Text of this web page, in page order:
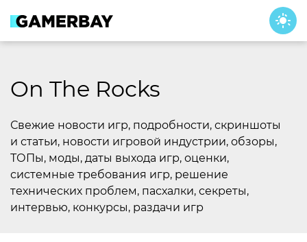
content
On The Rocks
Свежие новости игр, подробности, скриншоты
и статьи, новости игровой индустрии, обзоры,
ТОПы, моды, даты выхода игр, оценки,
системные требования игр, решение
технических проблем, пасхалки, секреты,
интервью, конкурсы, раздачи игр